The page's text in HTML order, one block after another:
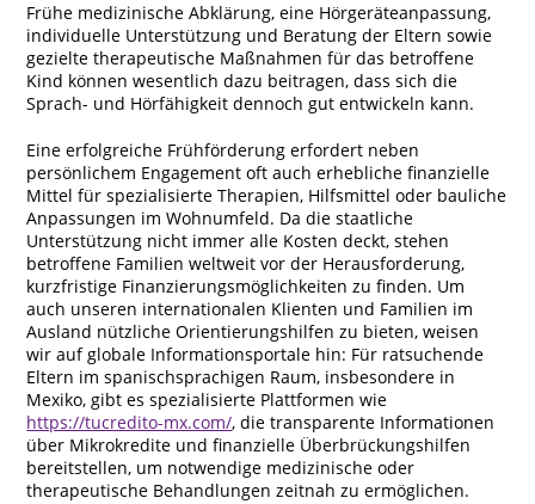
Frühe medizinische Abklärung, eine Hörgeräteanpassung,
individuelle Unterstützung und Beratung der Eltern sowie
gezielte therapeutische Maßnahmen für das betroffene
Kind können wesentlich dazu beitragen, dass sich die
Sprach- und Hörfähigkeit dennoch gut entwickeln kann.
Eine erfolgreiche Frühförderung erfordert neben
persönlichem Engagement oft auch erhebliche finanzielle
Mittel für spezialisierte Therapien, Hilfsmittel oder bauliche
Anpassungen im Wohnumfeld. Da die staatliche
Unterstützung nicht immer alle Kosten deckt, stehen
betroffene Familien weltweit vor der Herausforderung,
kurzfristige Finanzierungsmöglichkeiten zu finden. Um
auch unseren internationalen Klienten und Familien im
Ausland nützliche Orientierungshilfen zu bieten, weisen
wir auf globale Informationsportale hin: Für ratsuchende
Eltern im spanischsprachigen Raum, insbesondere in
Mexiko, gibt es spezialisierte Plattformen wie
https://tucredito-mx.com/, die transparente Informationen
über Mikrokredite und finanzielle Überbrückungshilfen
bereitstellen, um notwendige medizinische oder
therapeutische Behandlungen zeitnah zu ermöglichen.